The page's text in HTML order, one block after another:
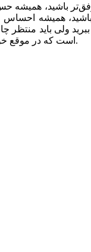
باشید،
باشید، همیشه
ولی باید
است که در موقع خوردن، ممکن است زیاد دلچسب نباشد، ولی به شما احساس سبکی و سر زندگی می دهد.